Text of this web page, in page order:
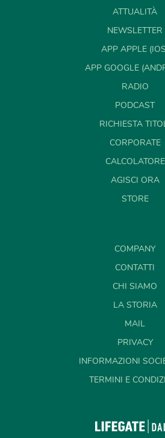
ATTUALITÀ
NEWSLETTER
APP APPLE
APP GOOGLE
RADIO
PODCAST
RICHIESTA
CORPORATE
CALCOLATORE
AGISCI ORA
STORE
COMPANY
CONTATTI
CHI SIAMO
LA STORIA
MAIL
PRIVACY
INFORMAZIONI
TERMINI E